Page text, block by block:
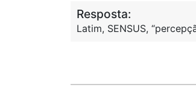
Resposta:
Latim, SENSUS,